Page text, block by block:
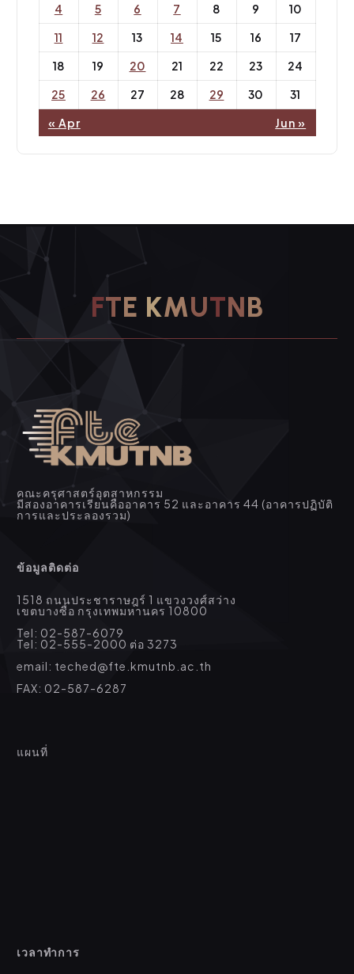
4
5 6 7 8 9
10
11
12 13 14 15 16
17
18
19 20 21 22 23
24
25
26 27 28 29 30 31
« Apr Jun »
FTE KMUTNB
คณะครุศาสตร์อุตสาหกรรม
มีสองอาคารเรียนคืออาคาร 52 และอาคาร 44 (อาคารปฏิบัติ
การและประลองรวม)
ข้อมูลติดต่อ
1518 ถนนประชาราษฎร์ 1 แขวงวงศ์สว่าง
เขตบางซื่อ กรุงเทพมหานคร 10800
Tel: 02-587-6079
Tel: 02-555-2000 ต่อ 3273
email: teched@fte.kmutnb.ac.th
FAX: 02-587-6287
แผนที่
เวลาทำการ